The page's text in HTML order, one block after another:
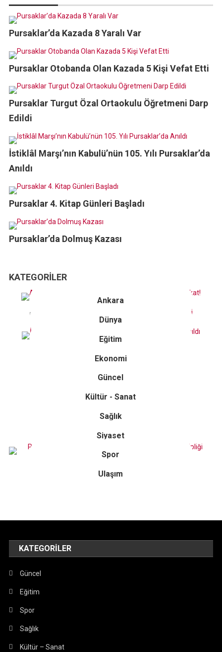
Pursaklar’da Kazada 8 Yaralı Var
Pursaklar Otobanda Olan Kazada 5 Kişi Vefat Etti
Pursaklar Turgut Özal Ortaokulu Öğretmeni Darp
Edildi
İstiklâl Marşı’nın Kabulü’nün 105. Yılı Pursaklar’da
Anıldı
Pursaklar 4. Kitap Günleri Başladı
Pursaklar’da Dolmuş Kazası
KATEGORILER
Ankara
Dünya
Eğitim
Ekonomi
Güncel
Kültür - Sanat
Sağlık
Siyaset
Spor
Ulaşım
KATEGORILER
Güncel
Eğitim
Spor
Sağlık
Kültür – Sanat